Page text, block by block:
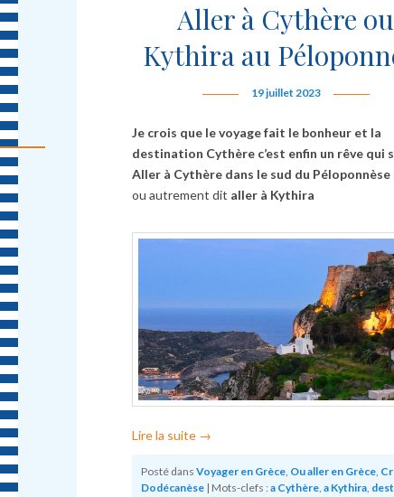
Aller à Cythère ou
Kythira au
19 juillet 2023
Je crois que le voyage fait le bonheur et la
destination Cythère c’est enfin un rêve qui
Aller à Cythère dans le sud du Péloponnèse
ou autrement dit aller à Kythira
Lire la suite →
Posté dans Voyager en Grèce, Ou aller en Grèce,
Dodécanèse | Mots-clefs : a Cythère, a Kythira,